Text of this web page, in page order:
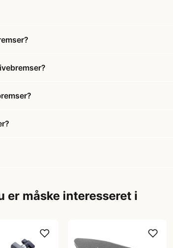
er måske interesseret i